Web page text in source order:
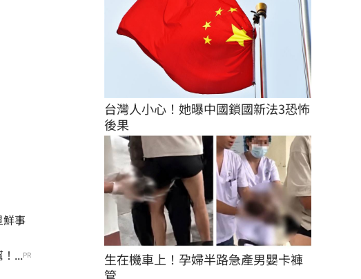
事
...PR
台灣人小心！她曝中國鎖國新法3恐怖
後果
生在機車上！孕婦半路急產男嬰卡褲
管